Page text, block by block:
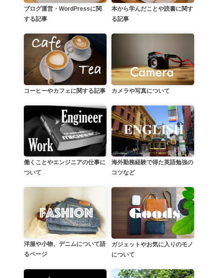
ブログ運営・WordPressに関
する記事
本から学んだことや読書に関す
る記事
コーヒーやカフェに関する記事 カメラや写真について
働くことやエンジニアの仕事に
ついて
海外勤務経験で得た英語勉強の
コツなど
洋服や小物、デニムについて語
るページ
ガジェットやお気に入りのモノ
について